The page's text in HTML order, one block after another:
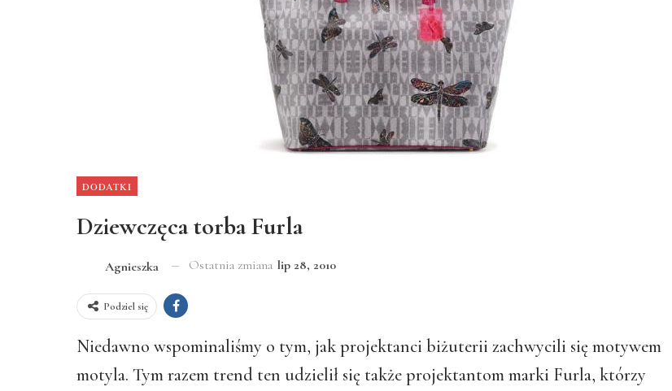
DODATKI
Dziewczęca torba Furla
Agnieszka Ostatnia zmiana lip 28, 2010
Podziel się
Niedawno wspominaliśmy o tym, jak projektanci biżuterii zachwycili się motywem
motyla. Tym razem trend ten udzielił się także projektantom marki Furla, którzy